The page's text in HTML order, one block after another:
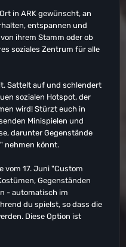
in ARK gewünscht, an
entspannen und
ihrem Stamm oder ob
soziales Zentrum für alle
Sattelt auf und schlendert
sozialen Hotspot, der
wird! Stürzt euch in
Minispielen und
darunter Gegenstände
nehmen könnt.
vom 17. Juni "Custom
Gegenständen
- automatisch im
du spielst, so dass die
Diese Option ist